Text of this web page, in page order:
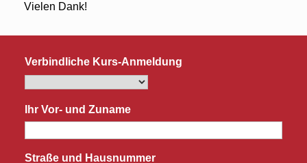
Vielen Dank!
Verbindliche Kurs-Anmeldung
Ihr Vor- und Zuname
Straße und Hausnummer